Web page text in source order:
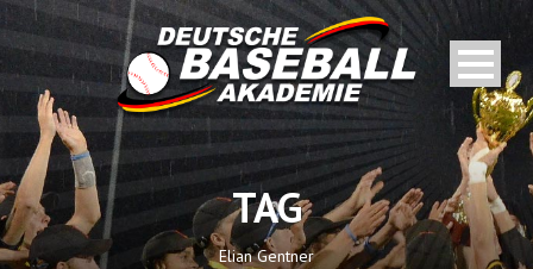
TAG
Elian Gentner